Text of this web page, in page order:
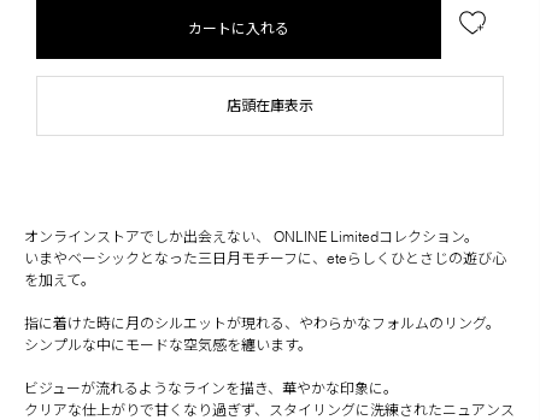
カートに入れる
店頭在庫表示
オンラインストアでしか出会えない、 ONLINE Limitedコレクション。
いまやベーシックとなった三日月モチーフに、eteらしくひとさじの遊び心
を加えて。
指に着けた時に月のシルエットが現れる、やわらかなフォルムのリング。
シンプルな中にモードな空気感を纏います。
ビジューが流れるようなラインを描き、華やかな印象に。
クリアな仕上がりで甘くなり過ぎず、スタイリングに洗練されたニュアンス